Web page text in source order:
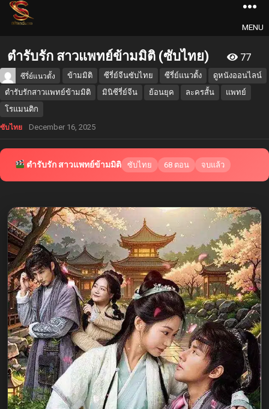
MENU
ตำรับรัก สาวแพทย์ข้ามมิติ (ซับไทย) 77
ซีรี่ย์แนวตั้ง ข้ามมิติ ซีรี่ย์จีนซับไทย ซีรี่ย์แนวตั้ง
ดูหนังออนไลน์
ตำรับรักสาวแพทย์ข้ามมิติ
มินิซีรี่ย์จีน ย้อนยุค ละครสั้น
แพทย์
โรแมนติก
ซับไทย December 16, 2025
ตำรับรัก สาวแพทย์ข้ามมิติ ซับไทย 68 ตอน จบแล้ว